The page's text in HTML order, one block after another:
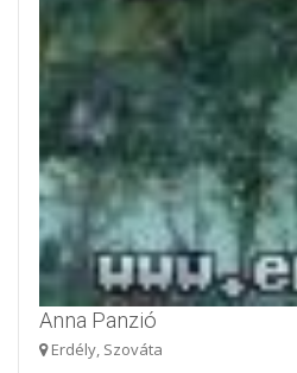
Anna Panzió
Erdély, Szováta